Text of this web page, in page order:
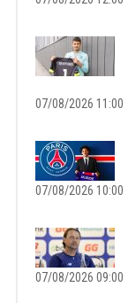
07/08/2026 11:00
07/08/2026 10:00
07/08/2026 09:00